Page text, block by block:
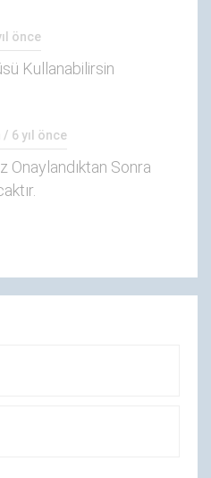
önce
Kullanabilirsin
/ 6 yıl önce
Onaylandıktan Sonra